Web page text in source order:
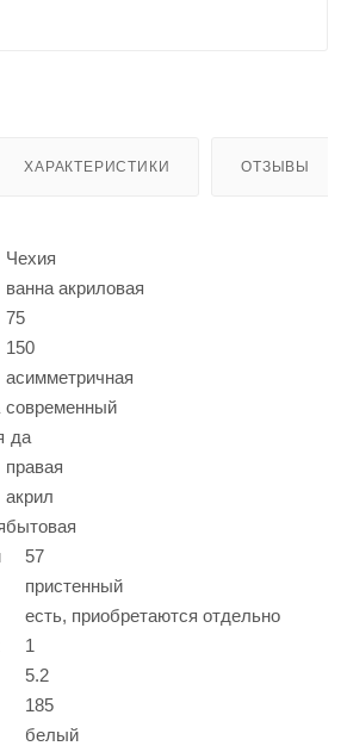
ХАРАКТЕРИСТИКИ ОТЗЫВЫ
Чехия
ванна акриловая
75
150
асимметричная
современный
да
правая
акрил
бытовая
57
пристенный
есть, приобретаются отдельно
1
5.2
185
белый